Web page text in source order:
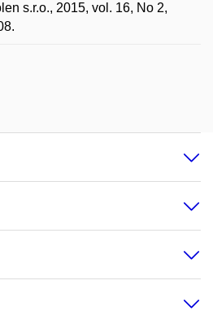
s.r.o., 2015, vol. 16, No 2,